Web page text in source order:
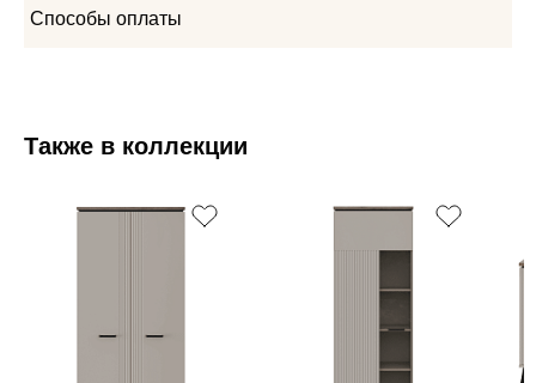
Способы оплаты
Также в коллекции